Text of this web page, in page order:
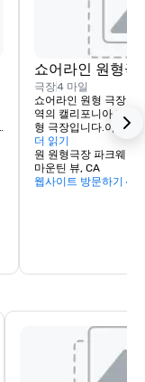
쇼어라인 원형극
극장4 마일
쇼어라인 원형 극장은
역의 캘리포니아 마운
형 극장입니다.이 장소
22,500명입니다.
더 읽기
원 원형극장 파크웨이
마운틴 뷰, CA
웹사이트 방문하기